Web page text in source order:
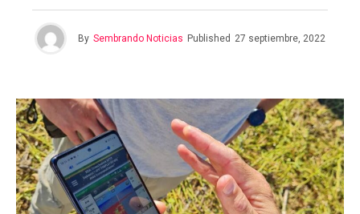
By Sembrando Noticias Published 27 septiembre, 2022